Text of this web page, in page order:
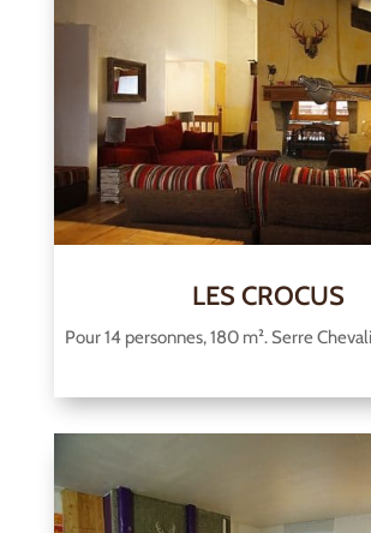
LES CROCUS
Pour 14 personnes, 180 m². Serre